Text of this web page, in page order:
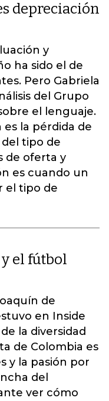
depreciación
y
ha sido el de
Pero Gabriela
del Grupo
el lenguaje.
la pérdida de
del tipo de
de oferta y
es cuando un
el tipo de
el fútbol
de
en Inside
la diversidad
de Colombia es
y la pasión por
del
ver cómo